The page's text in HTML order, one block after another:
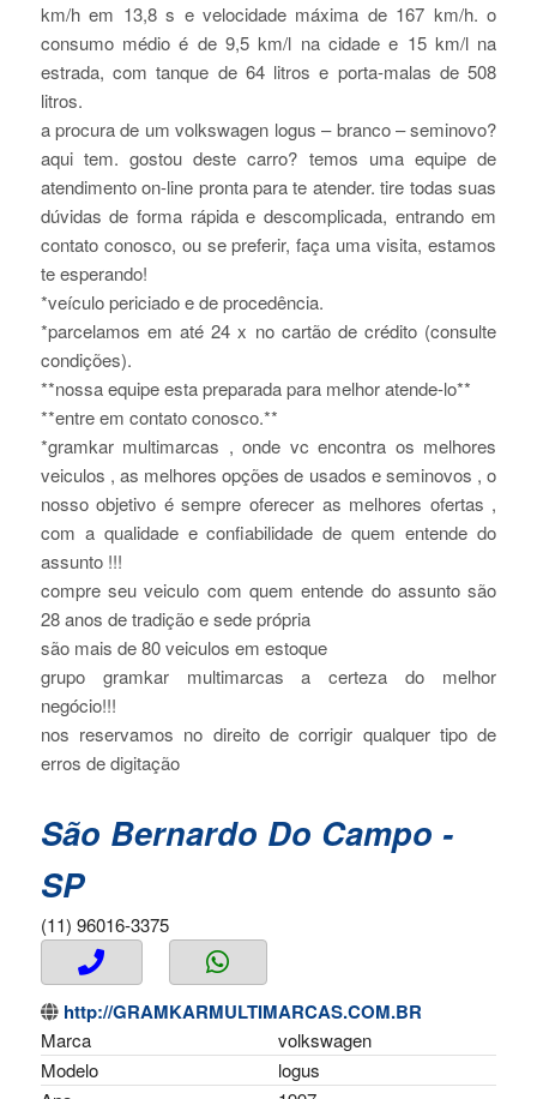
km/h em 13,8 s e velocidade máxima de 167 km/h. o
consumo médio é de 9,5 km/l na cidade e 15 km/l na
estrada, com tanque de 64 litros e porta-malas de 508
litros.
a procura de um volkswagen logus – branco – seminovo?
aqui tem. gostou deste carro? temos uma equipe de
atendimento on-line pronta para te atender. tire todas suas
dúvidas de forma rápida e descomplicada, entrando em
contato conosco, ou se preferir, faça uma visita, estamos
te esperando!
*veículo periciado e de procedência.
*parcelamos em até 24 x no cartão de crédito (consulte
condições).
**nossa equipe esta preparada para melhor atende-lo**
**entre em contato conosco.**
*gramkar multimarcas , onde vc encontra os melhores
veiculos , as melhores opções de usados e seminovos , o
nosso objetivo é sempre oferecer as melhores ofertas ,
com a qualidade e confiabilidade de quem entende do
assunto !!!
compre seu veiculo com quem entende do assunto são
28 anos de tradição e sede própria
são mais de 80 veiculos em estoque
grupo gramkar multimarcas a certeza do melhor
negócio!!!
nos reservamos no direito de corrigir qualquer tipo de
erros de digitação
São Bernardo Do Campo -
SP
(11) 96016-3375
http://GRAMKARMULTIMARCAS.COM.BR
Marca
volkswagen
Modelo
logus